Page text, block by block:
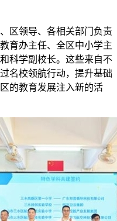
领导、各相关部门负责
育办主任、全区中小学主
科学副校长。这些来自不
名校领航行动，提升基础
的教育发展注入新的活